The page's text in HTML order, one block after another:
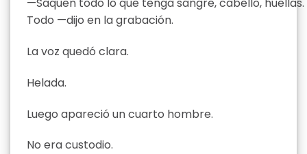
—Saquen todo lo que tenga sangre, cabello, huellas.
Todo —dijo en la grabación.
La voz quedó clara.
Helada.
Luego apareció un cuarto hombre.
No era custodio.